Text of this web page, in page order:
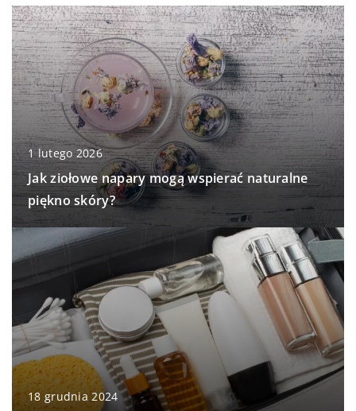
1 lutego 2026
Jak ziołowe napary mogą wspierać naturalne
piękno skóry?
18 grudnia 2024